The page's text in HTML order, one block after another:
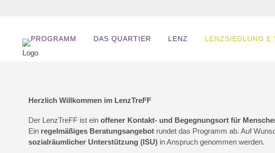
PROGRAMM DAS QUARTIER LENZ LENZSIEDLUNG
Herzlich Willkommen im LenzTreFF
Der LenzTreFF ist einoffener Kontakt- und Begegnungsort für
Ein regelmäßiges Beratungsangebot rundet das Programm ab. Auf
sozialräumlicher Unterstützung (ISU) in Anspruch genommen werden.